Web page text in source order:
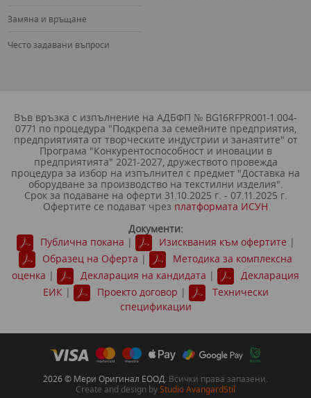
Замяна и връщане
Често задавани въпроси
Във връзка с изпълнение на АДБФП № BG16RFPR001-1.004-
0771 по процедура "Подкрепа за семейните предприятия,
предприятията от творческите индустрии и занаятите" от
Програма "Конкурентоспособност и иновации в
предприятията" 2021-2027, дружеството провежда
процедура за избор на изпълнител с предмет "Доставка на
оборудване за производство на текстилни изделия".
Срок за подаване на оферти 31.10.2025 г. - 07.11.2025 г.
Офертите се подават чрез платформата ИСУН
Документи:
Публична покана | Изисквания към офертите |
Образец на Oферта |
Методика за комплексна
оценка | Декларация на кандидата |
Декларация
ЕИК| Проекто договор |
Технически
спецификации
2026 © Мери Оригинал EООД. Всички права запазени.
Create and design byStudio AvangardStil